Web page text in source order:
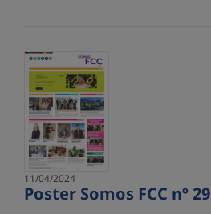
11/04/2024
Poster Somos FCC nº 29